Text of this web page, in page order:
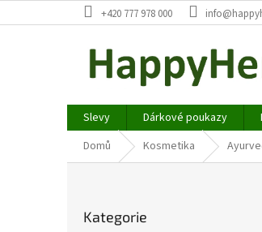
na
+420 777 978 000
Slevy Dárkové poukazy
Domů
Kosmetika
kategorie
Kategorie